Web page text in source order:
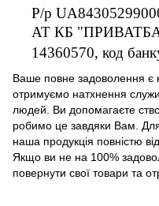
Р/р
АТ КБ
14360570, код
Ваше повне задоволення
отримуємо натхнення
людей. Ви допомагаєте
робимо це завдяки Вам.
наша продукція повністю
Якщо ви не на 100%
повернути свої товари та